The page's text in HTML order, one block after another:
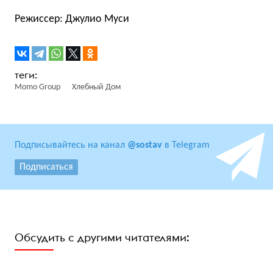
Режиссер: Джулио Муси
Momo Group Хлебный Дом
Подписывайтесь на канал @sostav в Telegram
Подписаться
Обсудить с другими читателями: